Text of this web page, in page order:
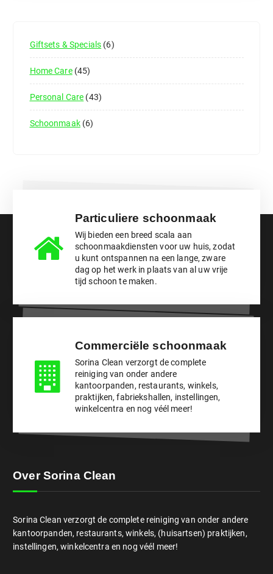
ADD TO CART
Giftsets & Specials 6
Home Care 45
Personal Care 43
Schoonmaak 6
Particuliere schoonmaak
Wij bieden een breed scala aan
schoonmaakdiensten voor uw huis, zodat
u kunt ontspannen na een lange, zware
dag op het werk in plaats van al uw vrije
tijd schoon te maken.
Commerciële schoonmaak
Sorina Clean verzorgt de complete
reiniging van onder andere
kantoorpanden, restaurants, winkels,
praktijken, fabriekshallen, instellingen,
winkelcentra en nog véél meer!
Over Sorina Clean
Sorina Clean verzorgt de complete reiniging van onder andere
kantoorpanden, restaurants, winkels, (huisartsen) praktijken,
instellingen, winkelcentra en nog véél meer!